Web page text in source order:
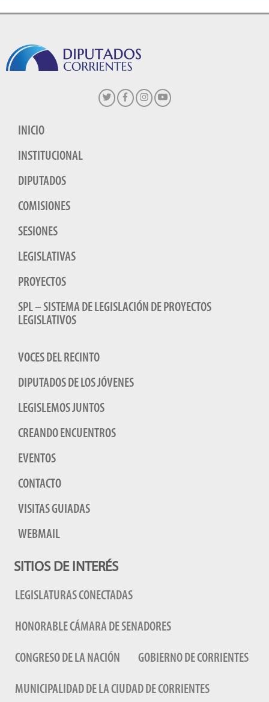
INICIO
INSTITUCIONAL
DIPUTADOS
COMISIONES
SESIONES
LEGISLATIVAS
PROYECTOS
SPL – SISTEMA DE LEGISLACIÓN DE PROYECTOS
LEGISLATIVOS
VOCES DEL RECINTO
DIPUTADOS DE LOS JÓVENES
LEGISLEMOS JUNTOS
CREANDO ENCUENTROS
EVENTOS
CONTACTO
VISITAS GUIADAS
WEBMAIL
SITIOS DE INTERÉS
LEGISLATURAS CONECTADAS
HONORABLE CÁMARA DE SENADORES
CONGRESO DE LA NACIÓN GOBIERNO DE CORRIENTES
MUNICIPALIDAD DE LA CIUDAD DE CORRIENTES